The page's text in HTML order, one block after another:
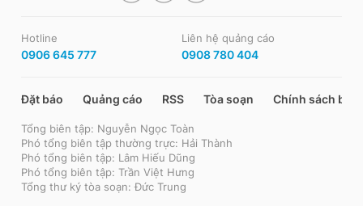
Hotline
0906 645 777
Liên hệ quảng cáo
0908 780 404
Đặt báo Quảng cáo RSS Tòa soạn Chính sách bảo
Tổng biên tập: Nguyễn Ngọc Toàn
Phó tổng biên tập thường trực: Hải Thành
Phó tổng biên tập: Lâm Hiếu Dũng
Phó tổng biên tập: Trần Việt Hưng
Tổng thư ký tòa soạn: Đức Trung